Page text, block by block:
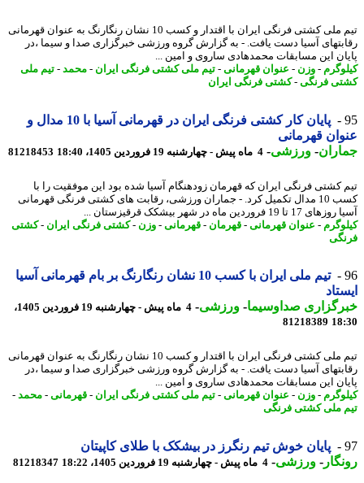
تیم ملی کشتی فرنگی ایران با اقتدار و کسب 10 نشان رنگارنگ به عنوان قهرمانی
آسیا دست یافت. - به گزارش گروه ورزشی خبرگزاری صدا و سیما ،در
این مسابقات محمدهادی ساروی و امین ...
-وزن - عنوان قهرمانی-تیم ملی کشتی فرنگی ایران - محمد-تیم ملی
فرنگی -کشتی فرنگی ایران
پایان کار کشتی فرنگی ایران در قهرمانی آسیا با 10 مدال و
قهرمانی
- ورزشی-4 ماه پیش - چهارشنبه 19 فروردین 1405، 18:40 81218453
کشتی فرنگی ایران که قهرمان زودهنگام آسیا شده بود این موفقیت را با
کسب 10 مدال تکمیل کرد. - جماران ورزشی، رقابت های کشتی فرنگی قهرمانی
19 فروردین ماه در شهر بیشکک قرقیزستان ...
-عنوان قهرمانی-قهرمان -قهرمانی-وزن - کشتی فرنگی ایران -
کشتی
تیم ملی ایران با کسب 10 نشان رنگارنگ بر بام قهرمانی آسیا
صداوسیما-ورزشی-
4 ماه پیش - چهارشنبه 19 فروردین 1405،
81218389
تیم ملی کشتی فرنگی ایران با اقتدار و کسب 10 نشان رنگارنگ به عنوان قهرمانی
آسیا دست یافت. - به گزارش گروه ورزشی خبرگزاری صدا و سیما ،در
این مسابقات محمدهادی ساروی و امین ...
-وزن - عنوان قهرمانی-تیم ملی کشتی فرنگی ایران - قهرمانی-محمد-
ملی کشتی فرنگی
پایان خوش تیم رنگرز در بیشکک با طلای کاپیتان
-ورزشی-4 ماه پیش - چهارشنبه 19 فروردین 1405، 18:22 81218347